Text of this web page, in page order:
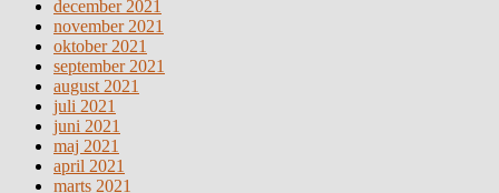
december 2021
november 2021
oktober 2021
september 2021
august 2021
juli 2021
juni 2021
maj 2021
april 2021
marts 2021